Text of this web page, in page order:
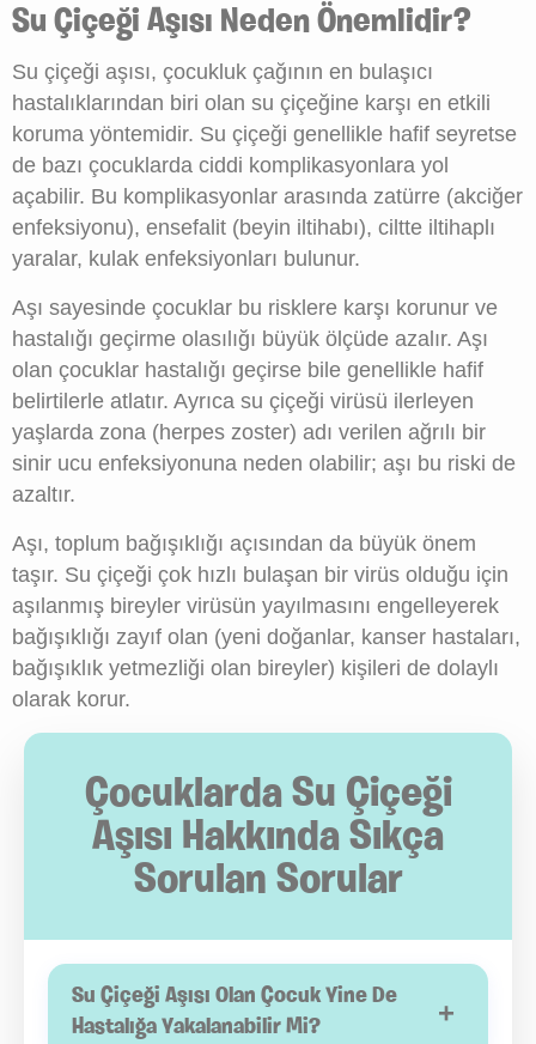
Su Çiçeği Aşısı Neden Önemlidir?
Su çiçeği aşısı, çocukluk çağının en bulaşıcı
hastalıklarından biri olan su çiçeğine karşı en etkili
koruma yöntemidir. Su çiçeği genellikle hafif seyretse
de bazı çocuklarda ciddi komplikasyonlara yol
açabilir. Bu komplikasyonlar arasında zatürre (akciğer
enfeksiyonu), ensefalit (beyin iltihabı), ciltte iltihaplı
yaralar, kulak enfeksiyonları bulunur.
Aşı sayesinde çocuklar bu risklere karşı korunur ve
hastalığı geçirme olasılığı büyük ölçüde azalır. Aşı
olan çocuklar hastalığı geçirse bile genellikle hafif
belirtilerle atlatır. Ayrıca su çiçeği virüsü ilerleyen
yaşlarda zona (herpes zoster) adı verilen ağrılı bir
sinir ucu enfeksiyonuna neden olabilir; aşı bu riski de
azaltır.
Aşı, toplum bağışıklığı açısından da büyük önem
taşır. Su çiçeği çok hızlı bulaşan bir virüs olduğu için
aşılanmış bireyler virüsün yayılmasını engelleyerek
bağışıklığı zayıf olan (yeni doğanlar, kanser hastaları,
bağışıklık yetmezliği olan bireyler) kişileri de dolaylı
olarak korur.
Çocuklarda Su Çiçeği
Aşısı Hakkında Sıkça
Sorulan Sorular
Su Çiçeği Aşısı Olan Çocuk Yine De
Hastalığa Yakalanabilir Mi?
+